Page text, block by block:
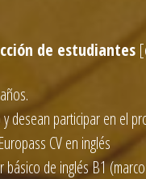
de estudiantes
desean participar en el
CV en inglés
de inglés B1